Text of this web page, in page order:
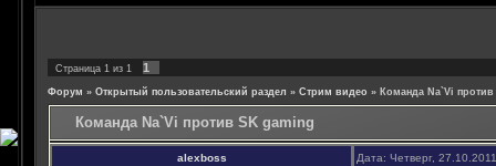
Страница 1 из 1 1
Форум » Открытый пользовательский раздел » Стрим видео » Команда Na`Vi
Команда Na`Vi против SK gaming
alexboss Дата: Четверг,